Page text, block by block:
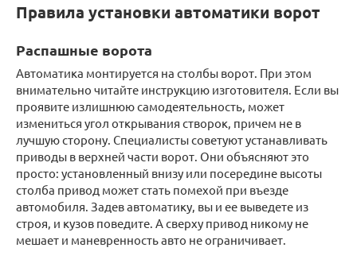
Правила установки автоматики ворот
Распашные ворота
Автоматика монтируется на столбы ворот. При этом
внимательно читайте инструкцию изготовителя. Если вы
проявите излишнюю самодеятельность, может
измениться угол открывания створок, причем не в
лучшую сторону. Специалисты советуют устанавливать
приводы в верхней части ворот. Они объясняют это
просто: установленный внизу или посередине высоты
столба привод может стать помехой при въезде
автомобиля. Задев автоматику, вы и ее выведете из
строя, и кузов поведите. А сверху привод никому не
мешает и маневренность авто не ограничивает.